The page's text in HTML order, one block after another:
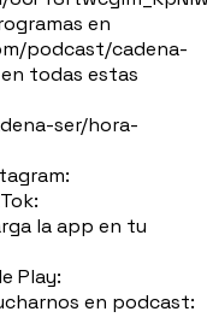
en
podcast/cadena-
todas estas
ser/hora-
la app en tu
Play:
en podcast: